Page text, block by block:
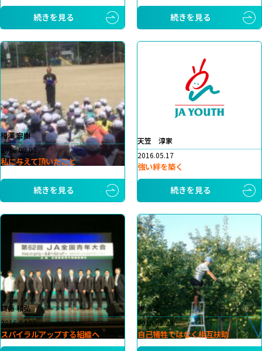
続きを見る
続きを見る
相澤 宏樹
2016.08.02
私に与えて頂いたこと
続きを見る
天笠 淳家
2016.05.17
強い絆を築く
続きを見る
齊藤 和弘
2016.04.05
スパイラルアップする組織へ
神 浩之
2015.09.29
自己犠牲ではなく相互扶助